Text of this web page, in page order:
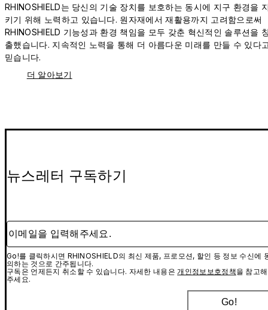
RHINOSHIELD는 당신의 기술 장치를 보호하는 동시에 지구 환경을
키기 위해 노력하고 있습니다. 원자재에서 재활용까지 고려함으로써
RHINOSHIELD 기능성과 환경 책임을 모두 갖춘 혁신적인 솔루션을
출했습니다. 지속적인 노력을 통해 더 아름다운 미래를 만들 수 있다
믿습니다.
더 알아보기
뉴스레터 구독하기
이메일을 입력해주세요.
Go!를 클릭하시면 RHINOSHIELD의 최신 제품, 프로모션, 할인 등 정보 수신에
의하는 것으로 간주됩니다.
구독은 언제든지 취소할 수 있습니다. 자세한 내용은개인정보보호정책을 참고해
주세요.
Go!